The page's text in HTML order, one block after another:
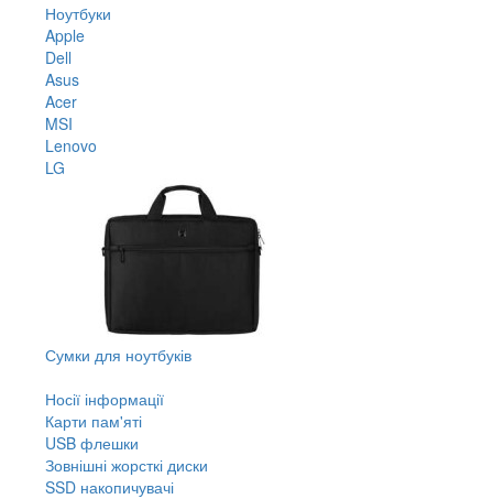
Ноутбуки
Apple
Dell
Asus
Acer
MSI
Lenovo
LG
Сумки для ноутбуків
Носії інформації
Карти пам'яті
USB флешки
Зовнішні жорсткі диски
SSD накопичувачі